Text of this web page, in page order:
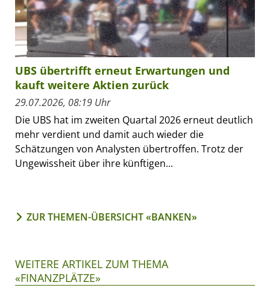
UBS übertrifft erneut Erwartungen und
kauft weitere Aktien zurück
29.07.2026, 08:19 Uhr
Die UBS hat im zweiten Quartal 2026 erneut deutlich
mehr verdient und damit auch wieder die
Schätzungen von Analysten übertroffen. Trotz der
Ungewissheit über ihre künftigen...
ZUR THEMEN-ÜBERSICHT «BANKEN»
WEITERE ARTIKEL ZUM THEMA
«FINANZPLÄTZE»